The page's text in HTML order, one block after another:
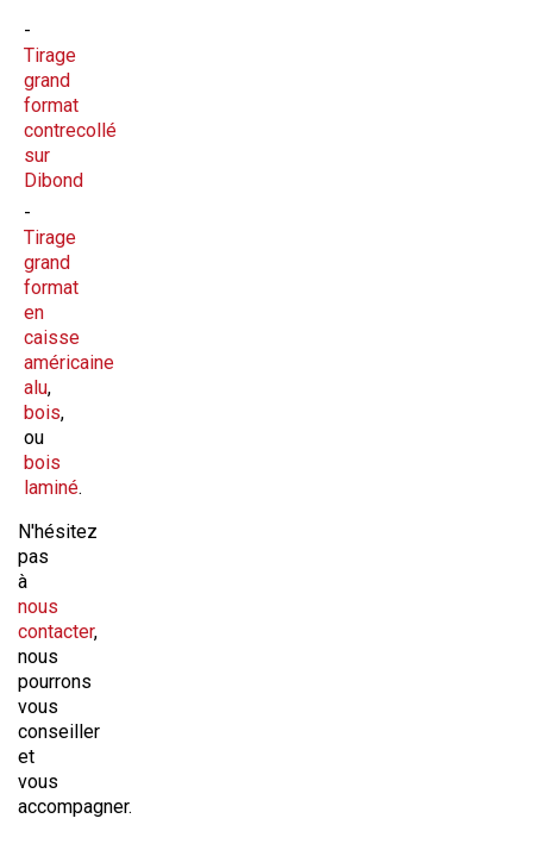
Tirage
grand
format
contrecollé
sur
Dibond
Tirage
grand
format
en
caisse
américaine
alu,
bois,
ou
bois
laminé.
N'hésitez
pas
à
nous
contacter,
nous
pourrons
vous
conseiller
et
vous
accompagner.